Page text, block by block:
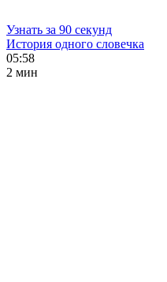
Узнать за 90 секунд
История одного словечка
05:58
2 мин